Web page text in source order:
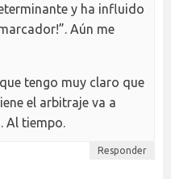
y ha influido
Aún me
tengo muy claro que
el arbitraje va a
Al tiempo.
Responder